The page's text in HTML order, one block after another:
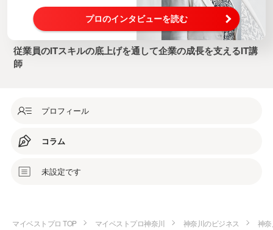
プロのインタビューを読む
従業員のITスキルの底上げを通して企業の成長を支えるIT講
師
プロフィール
コラム
未設定です
マイベストプロ TOP マイベストプロ神奈川 神奈川のビジネス 神